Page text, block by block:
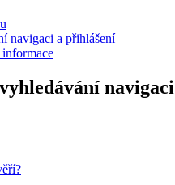
navigaci a přihlášení
navigaci